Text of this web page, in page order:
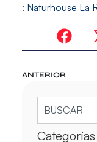
: Naturhouse La
ANTERIOR
Categorías